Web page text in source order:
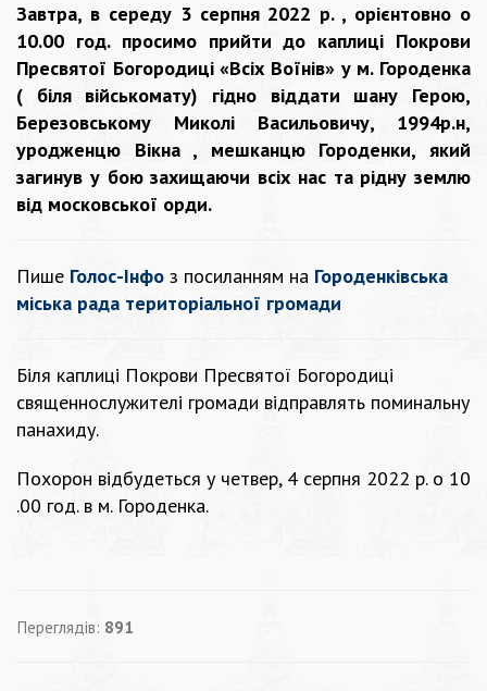
Завтра, в середу 3 серпня 2022 р. , орієнтовно о
10.00 год. просимо прийти до каплиці Покрови
Пресвятої Богородиці «Всіх Воїнів» у м. Городенка
( біля військомату) гідно віддати шану Герою,
Березовському Миколі Васильовичу, 1994р.н,
уродженцю Вікна , мешканцю Городенки, який
загинув у бою захищаючи всіх нас та рідну землю
від московської орди.
Пише Голос-Інфо з посиланням на Городенківська
міська рада територіальної громади
Біля каплиці Покрови Пресвятої Богородиці
священнослужителі громади відправлять поминальну
панахиду.
Похорон відбудеться у четвер, 4 серпня 2022 р. о 10
.00 год. в м. Городенка.
Переглядів: 891